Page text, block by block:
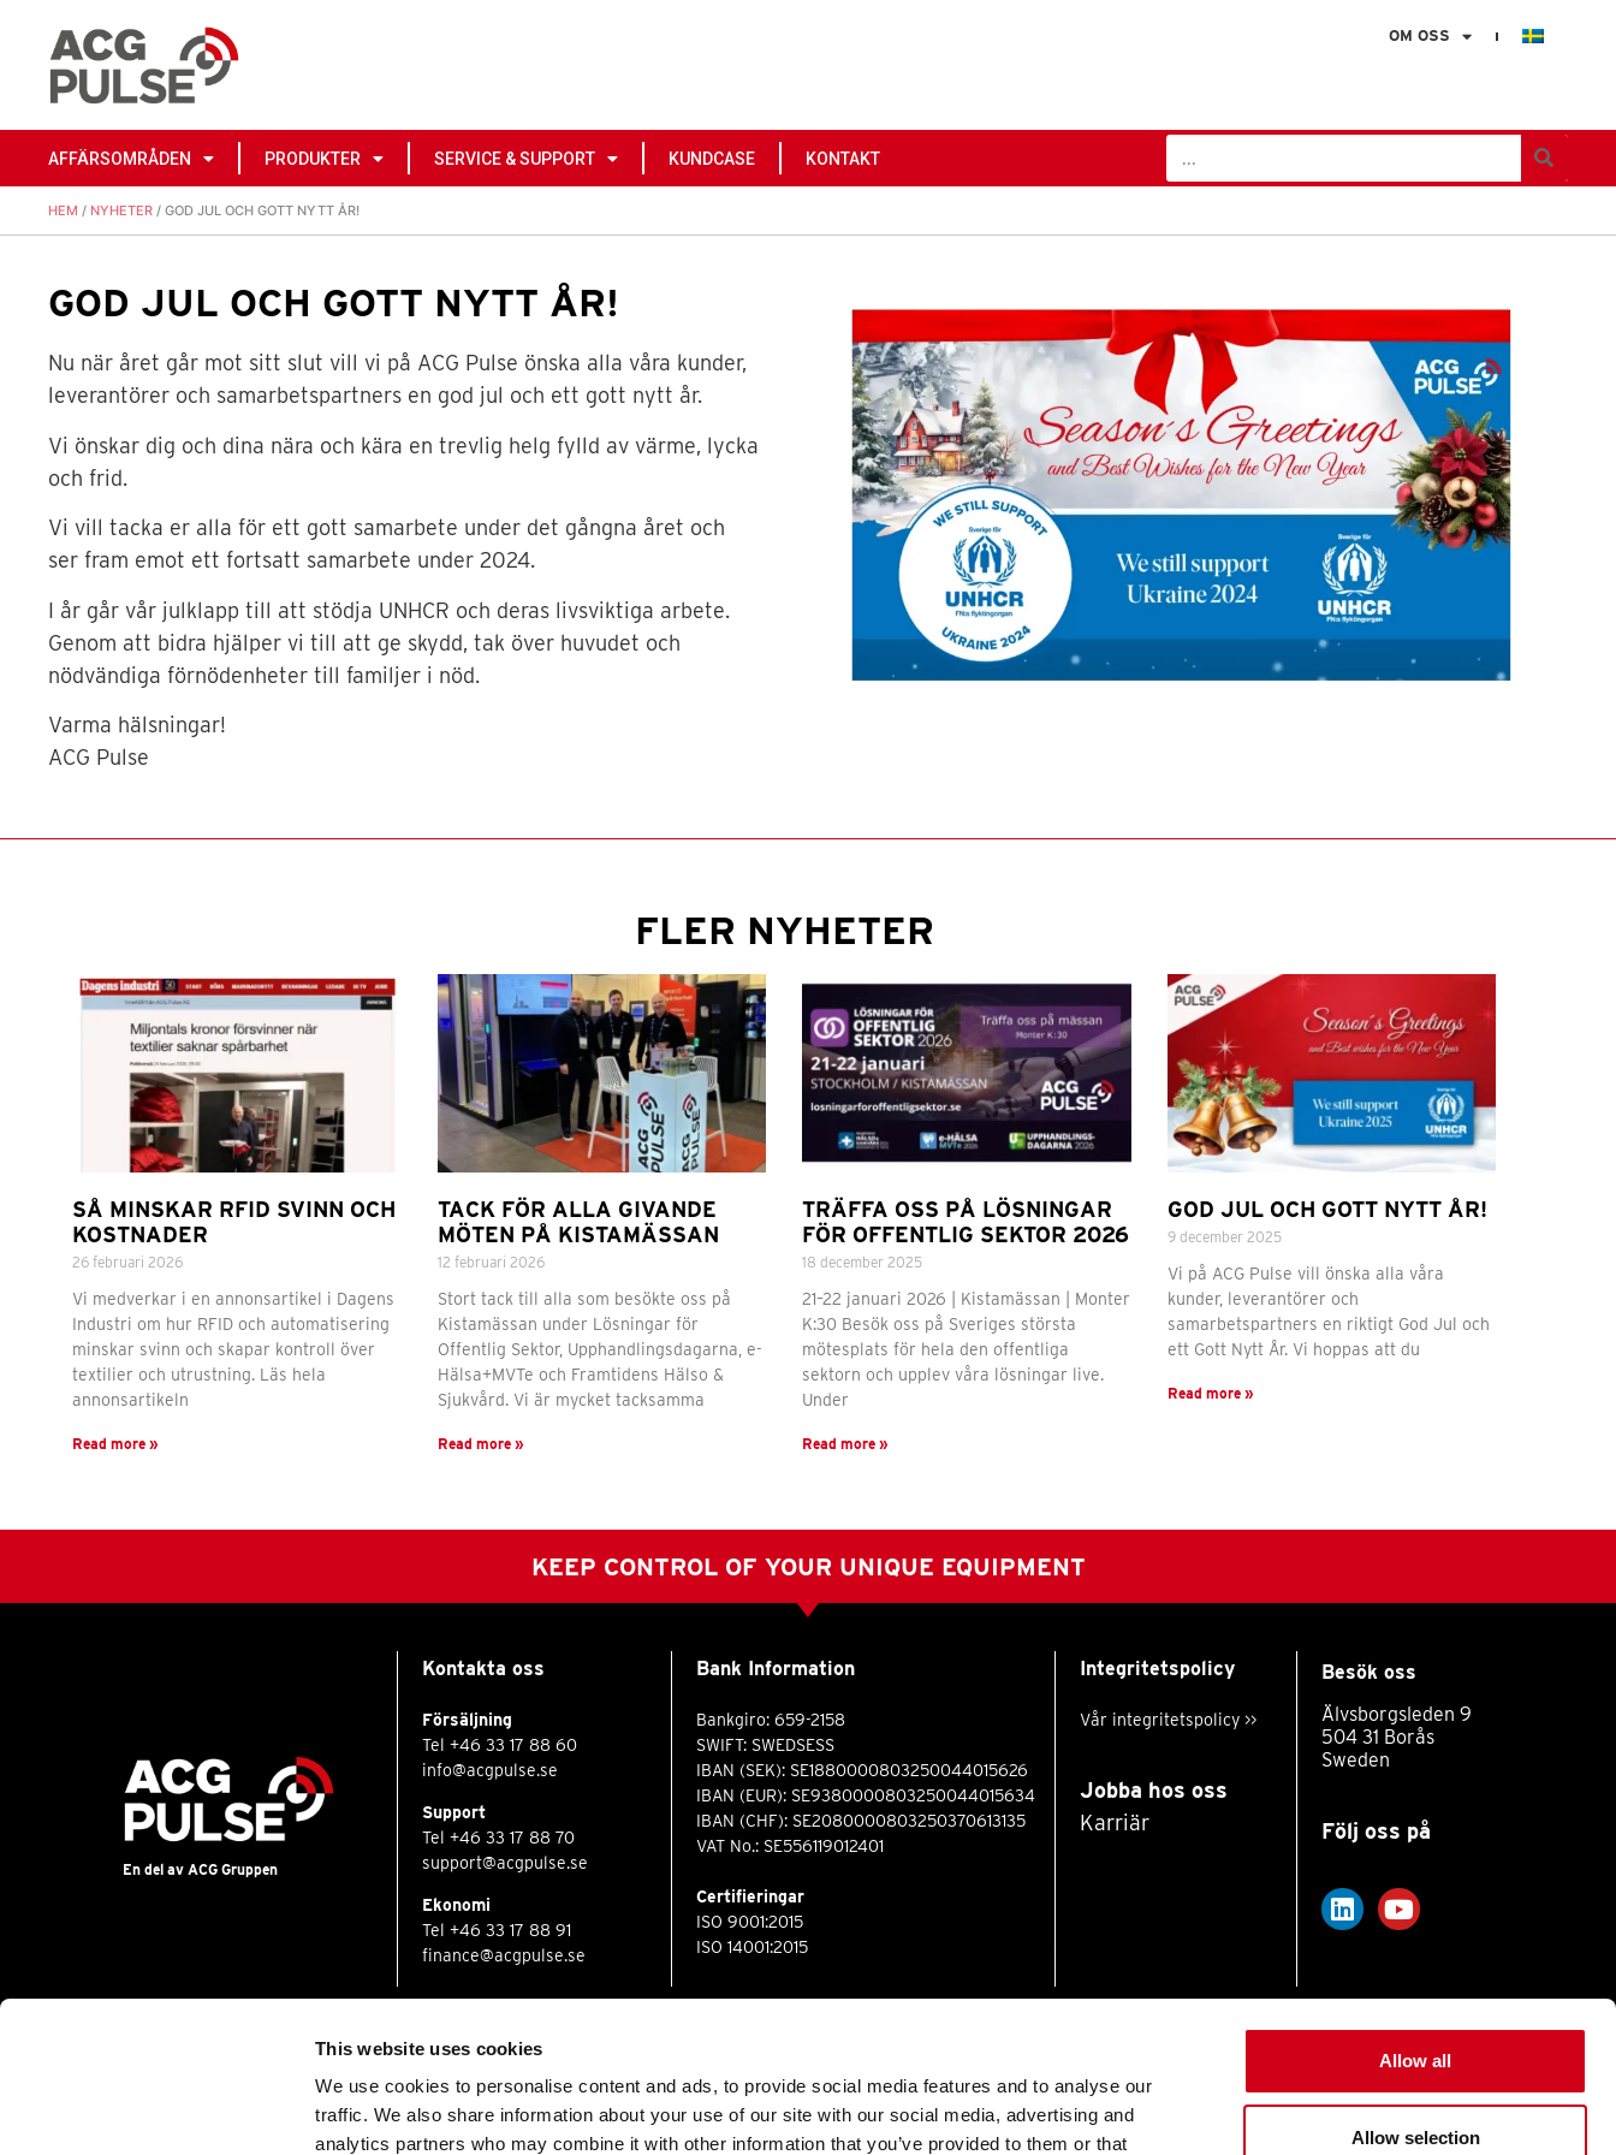
This website uses cookies
We use cookies to personalise content and ads, to provide social media features and to analyse our
traffic. We also share information about your use of our site with our social media, advertising and
analytics partners who may combine it with other information that you’ve provided to them or that
Allow all
Allow selection
OM OSS
AFFÄRSOMRÅDEN PRODUKTER SERVICE & SUPPORT KUNDCASE KONTAKT
HEM / NYHETER / GOD JUL OCH GOTT NYTT ÅR!
GOD JUL OCH GOTT NYTT ÅR!
Nu när året går mot sitt slut vill vi på ACG Pulse önska alla våra kunder,
leverantörer och samarbetspartners en god jul och ett gott nytt år.
Vi önskar dig och dina nära och kära en trevlig helg fylld av värme, lycka
och frid.
Vi vill tacka er alla för ett gott samarbete under det gångna året och
ser fram emot ett fortsatt samarbete under 2024.
I år går vår julklapp till att stödja UNHCR och deras livsviktiga arbete.
Genom att bidra hjälper vi till att ge skydd, tak över huvudet och
nödvändiga förnödenheter till familjer i nöd.
Varma hälsningar!
ACG Pulse
FLER NYHETER
SÅ MINSKAR RFID SVINN OCH
KOSTNADER
26 februari 2026
Vi medverkar i en annonsartikel i Dagens
Industri om hur RFID och automatisering
minskar svinn och skapar kontroll över
textilier och utrustning. Läs hela
annonsartikeln
Read more »
TACK FÖR ALLA GIVANDE
MÖTEN PÅ KISTAMÄSSAN
12 februari 2026
Stort tack till alla som besökte oss på
Kistamässan under Lösningar för
Offentlig Sektor, Upphandlingsdagarna, e-
Hälsa+MVTe och Framtidens Hälso &
Sjukvård. Vi är mycket tacksamma
Read more »
TRÄFFA OSS PÅ LÖSNINGAR
FÖR OFFENTLIG SEKTOR 2026
18 december 2025
21–22 januari 2026 | Kistamässan | Monter
K:30 Besök oss på Sveriges största
mötesplats för hela den offentliga
sektorn och upplev våra lösningar live.
Under
Read more »
GOD JUL OCH GOTT NYTT ÅR!
9 december 2025
Vi på ACG Pulse vill önska alla våra
kunder, leverantörer och
samarbetspartners en riktigt God Jul och
ett Gott Nytt År. Vi hoppas att du
Read more »
KEEP CONTROL OF YOUR UNIQUE EQUIPMENT
En del av ACG Gruppen
Kontakta oss
Försäljning
Tel +46 33 17 88 60
info@acgpulse.se
Support
Tel +46 33 17 88 70
support@acgpulse.se
Ekonomi
Tel +46 33 17 88 91
finance@acgpulse.se
Bank Information
Bankgiro: 659-2158
SWIFT: SWEDSESS
IBAN (SEK): SE1880000803250044015626
IBAN (EUR): SE9380000803250044015634
IBAN (CHF): SE2080000803250370613135
VAT No.: SE556119012401
Certifieringar
ISO 9001:2015
ISO 14001:2015
Integritetspolicy
Vår integritetspolicy >>
Jobba hos oss
Karriär
Besök oss
Älvsborgsleden 9
504 31 Borås
Sweden
Följ oss på
Website by HEMG